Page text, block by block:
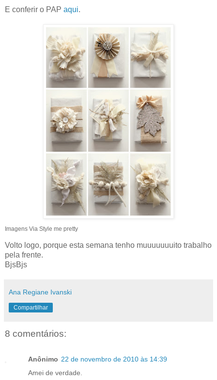
E conferir o PAP aqui.
Imagens Via Style me pretty
Volto logo, porque esta semana tenho muuuuuuuito trabalho
pela frente.
BjsBjs
Ana Regiane Ivanski
Compartilhar
8 comentários:
Anônimo 22 de novembro de 2010 às 14:39
Amei de verdade.